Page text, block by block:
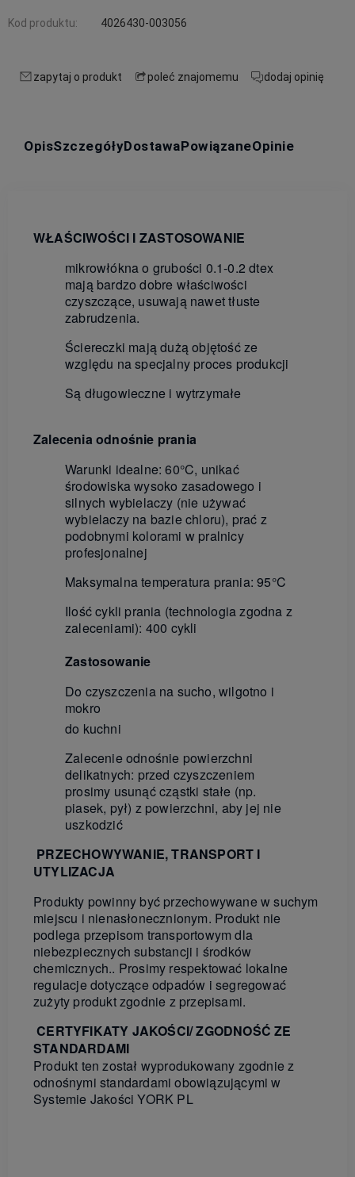
Kod produktu: 4026430-003056
zapytaj o produkt poleć znajomemu dodaj opinię
OpisSzczegółyDostawaPowiązaneOpinie
WŁAŚCIWOŚCI I ZASTOSOWANIE
mikrowłóknao grubości 0.1-0.2 dtex
mają bardzo dobre właściwości
czyszczące, usuwają nawet tłuste
zabrudzenia.
Ściereczki mają dużą objętość ze
względu na specjalny proces produkcji
Są długowieczne i wytrzymałe
Zalecenia odnośnie prania
Warunki idealne: 60°C, unikać
środowiska wysoko zasadowego i
silnych wybielaczy (nie używać
wybielaczy na bazie chloru), prać z
podobnymi kolorami w pralnicy
profesjonalnej
Maksymalna temperatura prania: 95°C
Ilość cykli prania (technologiazgodna z
zaleceniami): 400 cykli
Zastosowanie
Do czyszczenia na sucho, wilgotno i
mokro
do kuchni
Zalecenie odnośnie powierzchni
delikatnych: przed czyszczeniem
prosimy usunąćcząstki stałe (np.
piasek, pył) z powierzchni, aby jej nie
uszkodzić
PRZECHOWYWANIE, TRANSPORT I
UTYLIZACJA
Produkty powinny być przechowywane w suchym
miejscu i nienasłonecznionym. Produkt nie
podlega przepisom transportowym dla
niebezpiecznych substancji i środków
chemicznych.. Prosimy respektować lokalne
regulacje dotyczące odpadów i segregować
zużyty produkt zgodnie z przepisami.
CERTYFIKATY JAKOŚCI/ ZGODNOŚĆ ZE
STANDARDAMI
Produkt ten został wyprodukowany zgodnie z
odnośnymi standardami obowiązującymi w
Systemie JakościYORK PL